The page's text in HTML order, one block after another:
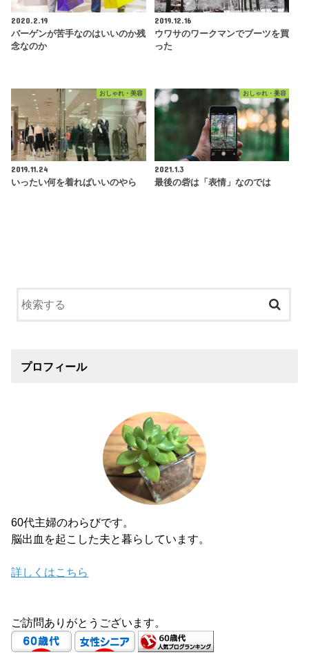
2020.2.19
バーゲンが苦手なのはいいのか残
念なのか
2019.12.16
ウワサのワークマンでブーツを買
った
おしゃれ・美容
2019.11.24
いったい何を着ればいいのやら
おしゃれ・美容
2021.1.3
最後の砦は「表情」なのでは
プロフィール
60代主婦のわらびです。
脳出血を起こした夫と暮らしています。
詳しくはこちら
ご訪問ありがとうございます。